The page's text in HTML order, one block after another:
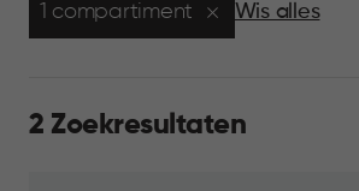
1 compartiment Wis alles
2 Zoekresultaten